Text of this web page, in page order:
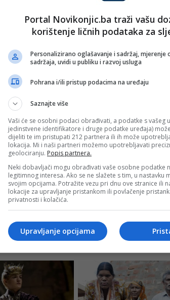
u drugom predmetu u kojem je također
dosuđena joj je odšteta od gotovo 84
Portal Novikonjic.ba traži vašu
korištenje ličnih podataka za
Personalizirano oglašavanje i sadržaj, mjerenje
sadržaja, uvidi u publiku i razvoj usluga
Pohrana i/ili pristup podacima na uređaju
Saznajte više
Vaši će se osobni podaci obrađivati, a podatke s vašeg
jedinstvene identifikatore i druge podatke uređaja)
dijeliti te im pristupati 212 partnera ili ih može
lokacija. Mi i naši partneri možemo upotrebljavati
geolociranju. Popis partnera.
Neki dobavljači mogu obrađivati vaše osobne podatke
legitimnog interesa. Ako se ne slažete s tim, u nastavku
svojim opcijama. Potražite vezu pri dnu ove stranice ili
lokacije za upravljanje pristankom ili povlačenje
privatnosti i kolačića.
Upravljanje opcijama